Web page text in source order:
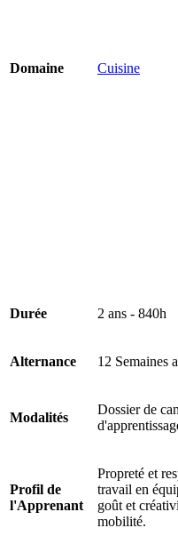
Domaine Cuisine
Durée 2 ans - 840h
Alternance 12 Semaines
Modalités
Dossier de
Profil de
l'Apprenant
Propreté et
travail en
goût et
mobilité.